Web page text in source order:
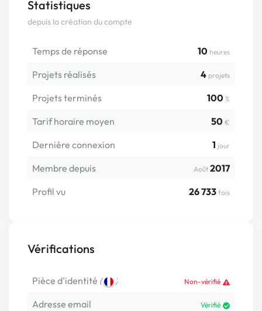
Statistiques
depuis la création du compte
Temps de réponse 10 heures
Projets réalisés 4 projets
Projets terminés 100 %
Tarif horaire moyen 50 €
Dernière connexion 1 jour
Membre depuis Août 2017
Profil vu
26 733 fois
Vérifications
Pièce d’identité ( ) Non-vérifié
Adresse email Vérifié